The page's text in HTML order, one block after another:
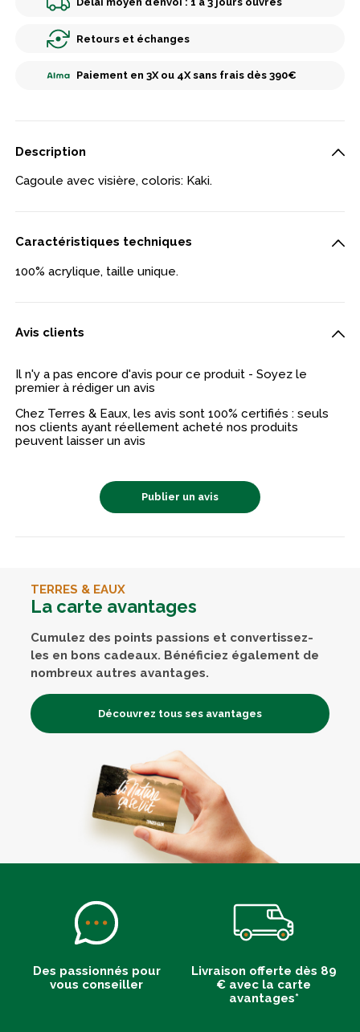
Retours et échanges
Paiement en 3X ou 4X sans frais dès 390€
Description
Cagoule avec visière, coloris: Kaki.
Caractéristiques techniques
100% acrylique, taille unique.
Avis clients
Il n'y a pas encore d'avis pour ce produit - Soyez le
premier à rédiger un avis
Chez Terres & Eaux, les avis sont 100% certifiés : seuls
nos clients ayant réellement acheté nos produits
peuvent laisser un avis
Publier un avis
TERRES & EAUX
La carte avantages
Cumulez des points passions et convertissez-
les en bons cadeaux. Bénéficiez également de
nombreux autres avantages.
Découvrez tous ses avantages
Des passionnés pour
vous conseiller
Livraison offerte dès 89
€ avec la carte
avantages*